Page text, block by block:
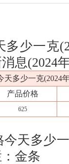
少一克
息(2024
多少一克(2024
产品价格
625
天多少
金条